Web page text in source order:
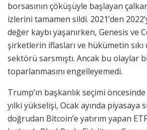
borsasının çöküşüyle başlayan
izlerini tamamen sildi. 2021’den
değer kaybı yaşanırken, Genesis ve
şirketlerin iflasları ve hükümetin
sektörü sarsmıştı. Ancak bu olaylar
toparlanmasını engelleyemedi.
Trump’ın başkanlık seçimi
yılki yükselişi, Ocak ayında piyasaya
doğrudan Bitcoin’e yatırım yapan